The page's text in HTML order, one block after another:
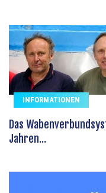
INFORMATIONEN
Das
Jahren...